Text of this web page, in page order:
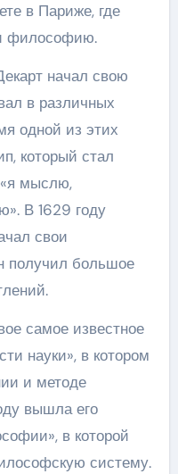
в Париже, где
философию.
начал свою
в различных
одной из этих
который стал
мыслю,
В 1629 году
свои
получил большое
самое известное
науки», в котором
и методе
вышла его
в которой
систему.